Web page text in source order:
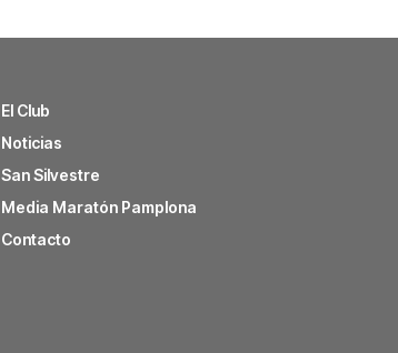
El Club
Noticias
San Silvestre
Media Maratón Pamplona
Contacto